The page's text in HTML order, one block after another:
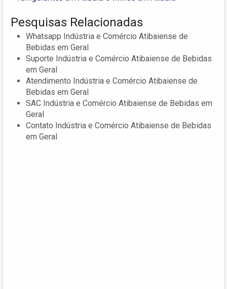
Pesquisas Relacionadas
Whatsapp Indústria e Comércio Atibaiense de
Bebidas em Geral
Suporte Indústria e Comércio Atibaiense de Bebidas
em Geral
Atendimento Indústria e Comércio Atibaiense de
Bebidas em Geral
SAC Indústria e Comércio Atibaiense de Bebidas em
Geral
Contato Indústria e Comércio Atibaiense de Bebidas
em Geral